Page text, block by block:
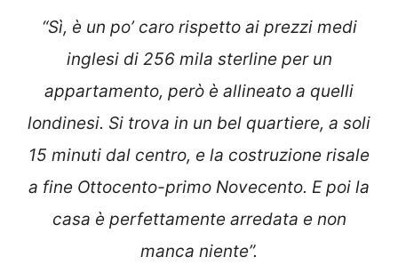
“Sì, è un po’ caro rispetto ai prezzi medi
inglesi di 256 mila sterline per un
appartamento, però è allineato a quelli
londinesi. Si trova in un bel quartiere, a soli
15 minuti dal centro, e la costruzione risale
a fine Ottocento-primo Novecento. E poi la
casa è perfettamente arredata e non
manca niente”.